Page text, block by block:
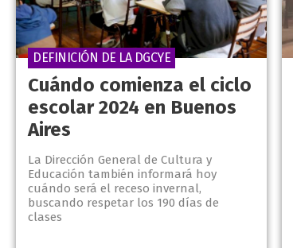
Cuándo comienza el ciclo
escolar 2024 en Buenos
Aires
La Dirección General de Cultura y
Educación también informará hoy
cuándo será el receso invernal,
buscando respetar los 190 días de
clases
DEFINICIÓN DE LA DGCYE